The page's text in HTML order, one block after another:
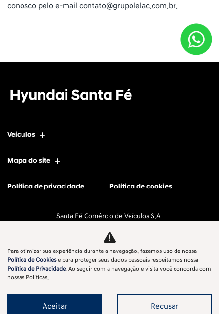
conosco pelo e-mail contato@grupolelac.com.br.
Veículos
Mapa do site
Política de privacidade Política de cookies
Santa Fé Comércio de Veículos S.A
CNPJ: 11.596.056/0002-58
No trânsito, enxergar o outro salva vidas.
Para otimizar sua experiência durante a navegação, fazemos uso de nossa
Política de Cookiese para proteger seus dados pessoais respeitamos nossa
Política de Privacidade. Ao seguir com a navegação e visita você concorda com
nossas Políticas.
Aceitar Recusar